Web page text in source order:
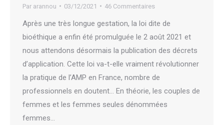
Par arannou 03/12/2021 46 Commentaires
Après une très longue gestation, la loi dite de
bioéthique a enfin été promulguée le 2 août 2021 et
nous attendons désormais la publication des décrets
d’application. Cette loi va-t-elle vraiment révolutionner
la pratique de l’AMP en France, nombre de
professionnels en doutent… En théorie, les couples de
femmes et les femmes seules dénommées
femmes…